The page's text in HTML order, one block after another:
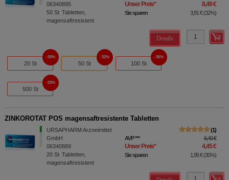
06340895
50 St Tabletten,
magensaftresistent
Unser Preis* 8,49 €
Sie sparen 3,91 €(32%)
Details
20 St
30%
50 St
32%
100 St
36%
500 St
33%
ZINKOROTAT POS magensaftresistente Tabletten
URSAPHARM Arzneimittel
GmbH
06340889
20 St Tabletten,
magensaftresistent
1
AVP*** 6,40 €
Unser Preis* 4,45 €
Sie sparen 1,95 €(30%)